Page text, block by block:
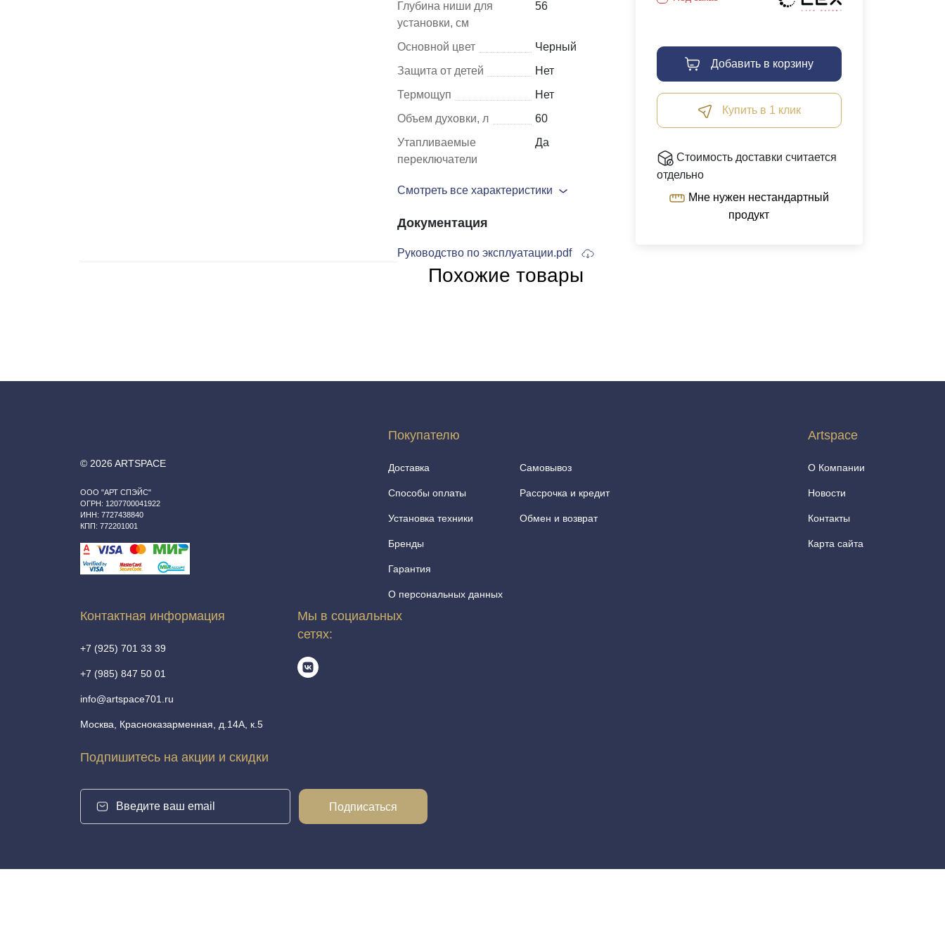
Шкафы и
Мебель для
Глубина ниши для
установки, см
56
Основной цвет
Черный
Защита от детей
Нет
Термощуп
Нет
Объем духовки, л
60
Утапливаемые
переключатели
Да
Смотреть все характеристики
Документация
Руководство по эксплуатации.pdf
Добавить в корзину
Купить в 1 клик
Стоимость доставки считается
отдельно
продукт
Похожие товары
© 2026 ARTSPACE
ООО "АРТ СПЭЙС"
ОГРН: 1207700041922
ИНН: 7727438840
КПП: 772201001
Покупателю
Доставка
Способы оплаты
Установка техники
Бренды
Гарантия
О персональных данных
Самовывоз
Рассрочка и кредит
Обмен и возврат
Artspace
О Компании
Новости
Контакты
Карта сайта
Контактная информация
+7 (925) 701 33 39
+7 (985) 847 50 01
info@artspace701.ru
Москва, Красноказарменная, д.14А, к.5
Мы в социальных
сетях:
Подпишитесь на акции и скидки
Подписаться